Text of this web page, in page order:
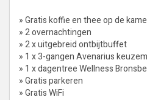
» Gratis koffie en thee op de
» 2 overnachtingen
» 2 x uitgebreid ontbijtbuffet
» 1 x 3-gangen Avenarius
» 1 x dagentree Wellness
» Gratis parkeren
» Gratis WiFi